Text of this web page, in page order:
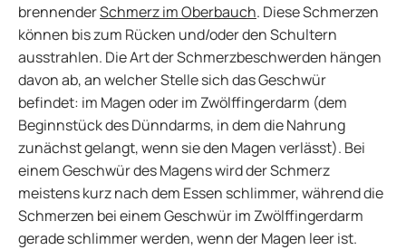
brennenderSchmerz im Oberbauch. Diese Schmerzen
können bis zum Rücken und/oder den Schultern
ausstrahlen. Die Art der Schmerzbeschwerden hängen
davon ab, an welcher Stelle sich das Geschwür
befindet: im Magen oder im Zwölffingerdarm (dem
Beginnstück des Dünndarms, in dem die Nahrung
zunächst gelangt, wenn sie den Magen verlässt). Bei
einem Geschwür des Magens wird der Schmerz
meistens kurz nach dem Essen schlimmer, während die
Schmerzen bei einem Geschwür im Zwölffingerdarm
gerade schlimmer werden, wenn der Magen leer ist.